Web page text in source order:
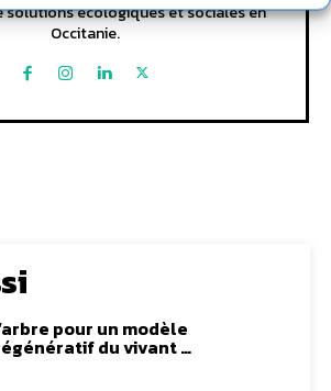
solutions écologiques et sociales en
Occitanie.
pour un modèle
du vivant …